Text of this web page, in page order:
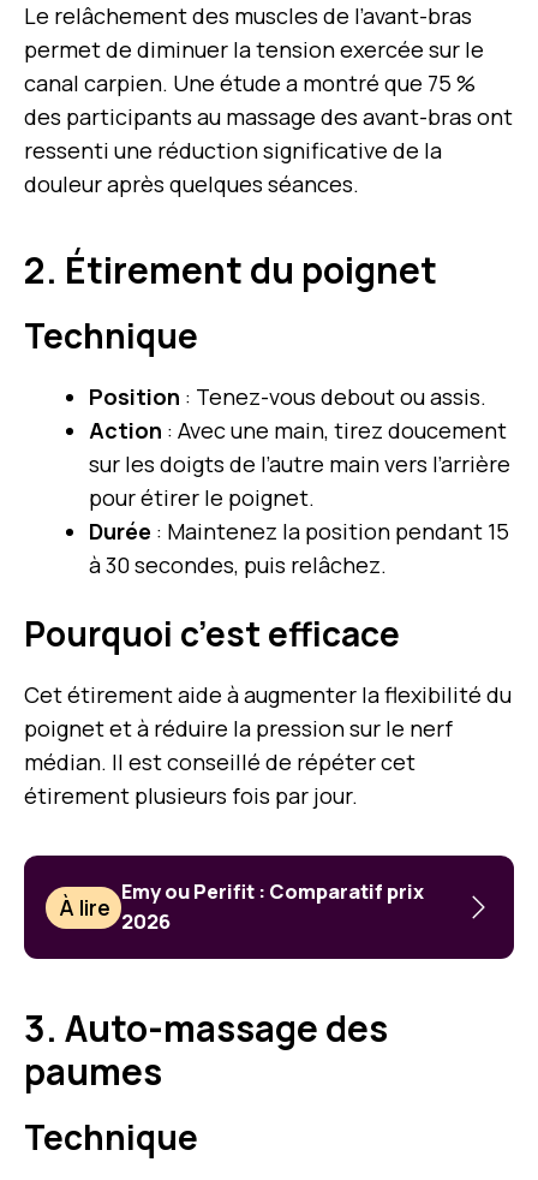
Le relâchement des muscles de l’avant-bras
permet de diminuer la tension exercée sur le
canal carpien. Une étude a montré que 75 %
des participants au massage des avant-bras ont
ressenti une réduction significative de la
douleur après quelques séances.
2. Étirement du poignet
Technique
Position : Tenez-vous debout ou assis.
Action : Avec une main, tirez doucement
sur les doigts de l’autre main vers l’arrière
pour étirer le poignet.
Durée : Maintenez la position pendant 15
à 30 secondes, puis relâchez.
Pourquoi c’est efficace
Cet étirement aide à augmenter la flexibilité du
poignet et à réduire la pression sur le nerf
médian. Il est conseillé de répéter cet
étirement plusieurs fois par jour.
À lire
Emy ou Perifit : Comparatif prix
2026
3. Auto-massage des
paumes
Technique